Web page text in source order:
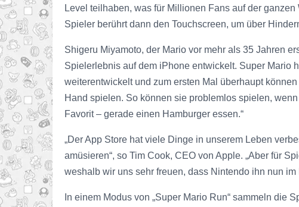
Level teilhaben, was für Millionen Fans auf der
Spieler berührt dann den Touchscreen, um über
Shigeru Miyamoto, der Mario vor mehr als 35 Jahren
Spielerlebnis auf dem iPhone entwickelt. Super Mario
weiterentwickelt und zum ersten Mal überhaupt
Hand spielen. So können sie problemlos spielen,
Favorit – gerade einen Hamburger essen.“
„Der App Store hat viele Dinge in unserem Leben
amüsieren“, so Tim Cook, CEO von Apple. „Aber für
weshalb wir uns sehr freuen, dass Nintendo ihn nun
In einem Modus von „Super Mario Run“ sammeln die